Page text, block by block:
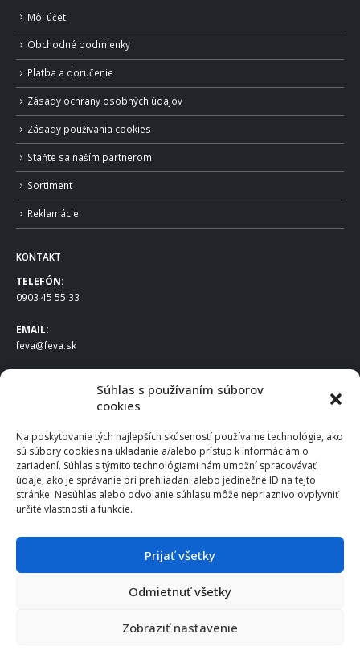
Súhlas s používaním súborov
cookies
Na poskytovanie tých najlepších skúseností používame technológie, ako
sú súbory cookies na ukladanie a/alebo prístup k informáciám o
zariadení. Súhlas s týmito technológiami nám umožní spracovávať
údaje, ako je správanie pri prehliadaní alebo jedinečné ID na tejto
stránke. Nesúhlas alebo odvolanie súhlasu môže nepriaznivo ovplyvniť
určité vlastnosti a funkcie.
Prijať všetky
Odmietnuť všetky
Zobraziť nastavenie
Môj účet
Obchodné podmienky
Platba a doručenie
Zásady ochrany osobných údajov
Zásady používania cookies
Staňte sa naším partnerom
Sortiment
Reklamácie
KONTAKT
TELEFÓN:
0903 45 55 33
EMAIL:
feva@feva.sk
FEVA Slovakia SK s.r.o.
831 04 Bratislava
IČO: 50922688
DIČ: 2120539388
IČ DPH: SK2120539388
Po – Pia: 8:00 – 16:30